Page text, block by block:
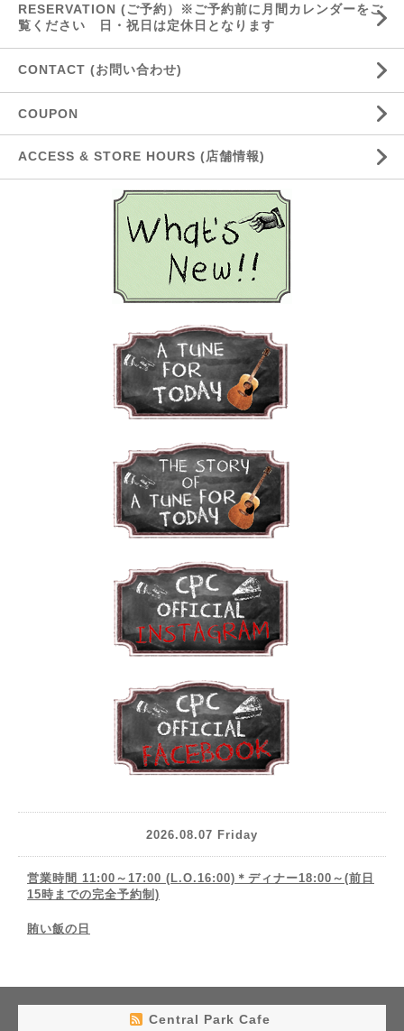
RESERVATION (ご予約）※ご予約前に月間カレンダーをご
覧ください 日・祝日は定休日となります
CONTACT (お問い合わせ)
COUPON
ACCESS & STORE HOURS (店舗情報)
2026.08.07 Friday
営業時間 11:00～17:00 (L.O.16:00)＊ディナー18:00～(前日
15時までの完全予約制)
賄い飯の日
Central Park Cafe